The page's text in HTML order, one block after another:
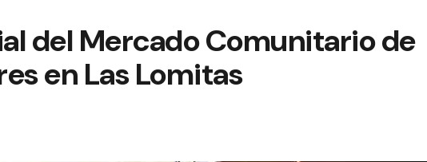
del Mercado Comunitario de
en Las Lomitas